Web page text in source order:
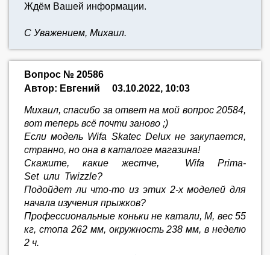
Ждём Вашей информации.
С Уважением, Михаил.
Вопрос № 20586
Автор: Евгений
03.10.2022, 10:03
Михаил, спасибо за ответ на мой вопрос 20584,
вот теперь всё почти заново ;)
Если модель Wifa Skatec Delux не закупается,
странно, но она в каталоге магазина!
Скажите, какие жестче, Wifa Prima-
Set или Twizzle?
Подойдет ли что-то из этих 2-х моделей для
начала изучения прыжков?
Профессиональные коньки не катали, М, вес 55
кг, стопа 262 мм, окружность 238 мм, в неделю
2 ч.